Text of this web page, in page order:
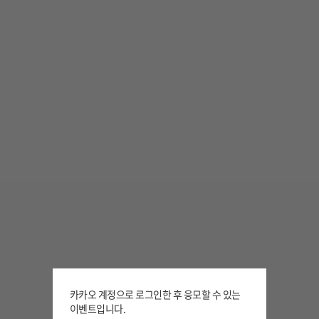
카카오 계정으로 로그인한 후 응모할 수 있는
이벤트입니다.